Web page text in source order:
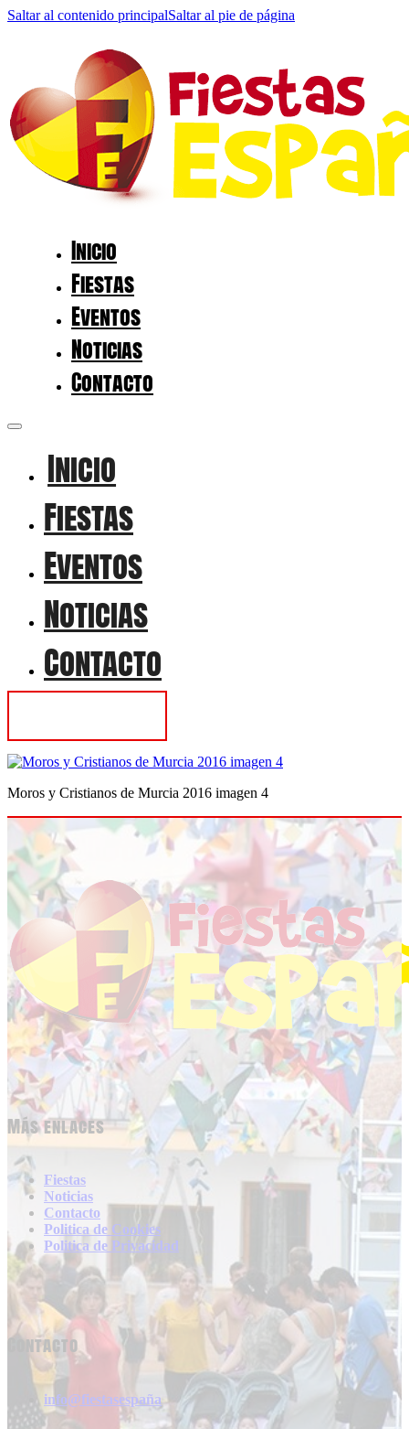
Saltar al contenido principalSaltar al pie de página
Inicio
Fiestas
Eventos
Noticias
Contacto
Inicio
Fiestas
Eventos
Noticias
Contacto
Moros y Cristianos de Murcia 2016 imagen 4
Más enlaces
Fiestas
Noticias
Contacto
Politica de Cookies
Politica de Privacidad
Contacto
info@fiestasespaña